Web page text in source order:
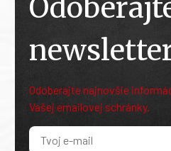
Odoberajte najnovšie
Vašej emailovej schránky.